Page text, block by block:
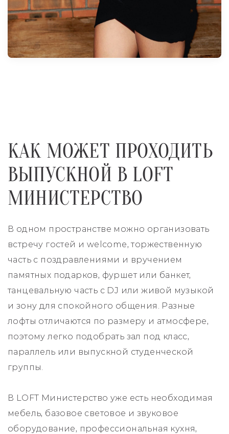
КАК МОЖЕТ ПРОХОДИТЬ
ВЫПУСКНОЙ В LOFT
МИНИСТЕРСТВО
В одном пространстве можно организовать
встречу гостей и welcome, торжественную
часть с поздравлениями и вручением
памятных подарков, фуршет или банкет,
танцевальную часть с DJ или живой музыкой
и зону для спокойного общения. Разные
лофты отличаются по размеру и атмосфере,
поэтому легко подобрать зал под класс,
параллель или выпускной студенческой
группы.
В LOFT Министерство уже есть необходимая
мебель, базовое световое и звуковое
оборудование, профессиональная кухня,